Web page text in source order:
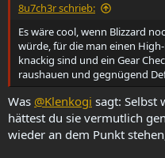
8u7ch3r schrieb:
Es wäre cool, wenn Blizzard
würde, für die man einen
knackig sind und ein Gear
raushauen und gegnügend
Was @Klenkogi sagt: Selbst
hättest du sie vermutlich
wieder an dem Punkt